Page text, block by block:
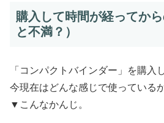
購入して時間が経ってか
と不満？）
「コンパクトバインダー」を購入
今現在はどんな感じで使っている
▼こんなかんじ。